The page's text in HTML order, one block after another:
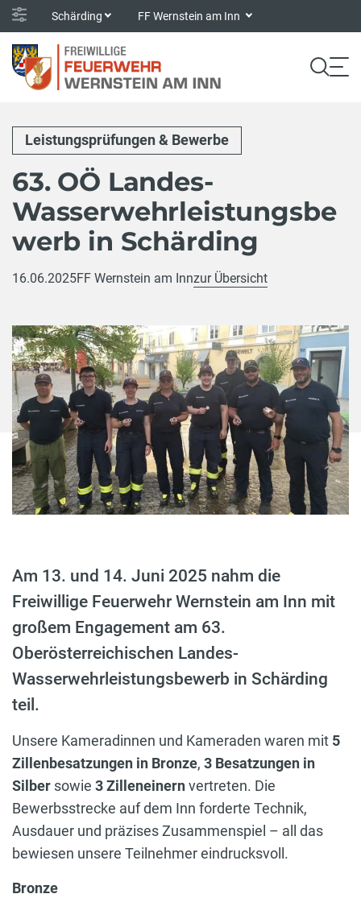
Schärding FF Wernstein am Inn
Leistungsprüfungen & Bewerbe
63. OÖ Landes-
Wasserwehrleistungsbe
werb in Schärding
16.06.2025FF Wernstein am Innzur Übersicht
Am 13. und 14. Juni 2025 nahm die
Freiwillige Feuerwehr Wernstein am Inn mit
großem Engagement am 63.
Oberösterreichischen Landes-
Wasserwehrleistungsbewerb in Schärding
teil.
Unsere Kameradinnen und Kameraden waren mit 5
Zillenbesatzungen in Bronze, 3 Besatzungen in
Silber sowie 3 Zilleneinernvertreten. Die
Bewerbsstrecke auf dem Inn forderte Technik,
Ausdauer und präzises Zusammenspiel – all das
bewiesen unsere Teilnehmer eindrucksvoll.
Bronze